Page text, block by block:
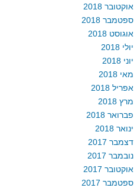
אוקטובר 2018
ספטמבר 2018
אוגוסט 2018
יולי 2018
יוני 2018
מאי 2018
אפריל 2018
מרץ 2018
פברואר 2018
ינואר 2018
דצמבר 2017
נובמבר 2017
אוקטובר 2017
ספטמבר 2017